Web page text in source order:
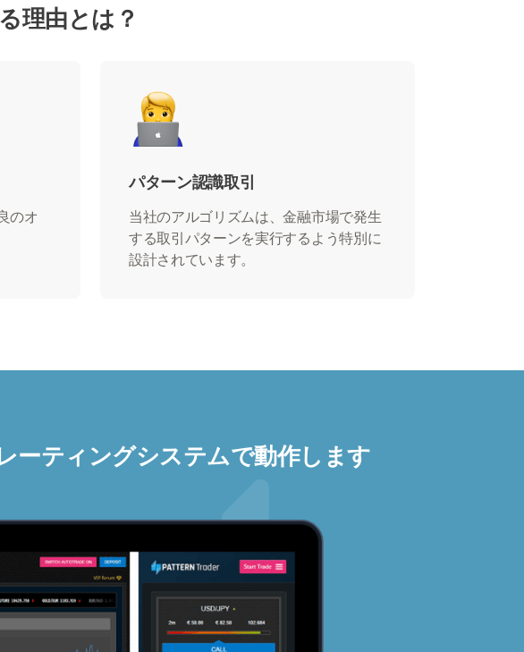
理由とは？
のオ
パターン認識取引
当社のアルゴリズムは、金融市場で発生
する取引パターンを実行するよう特別に
設計されています。
ーティングシステムで動作します